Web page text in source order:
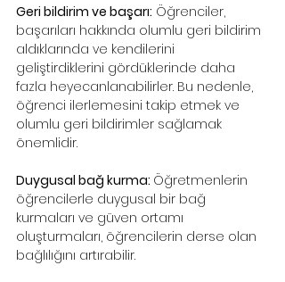
Geri bildirim ve başarı: Öğrenciler,
başarıları hakkında olumlu geri bildirim
aldıklarında ve kendilerini
geliştirdiklerini gördüklerinde daha
fazla heyecanlanabilirler. Bu nedenle,
öğrenci ilerlemesini takip etmek ve
olumlu geri bildirimler sağlamak
önemlidir.
Duygusal bağ kurma: Öğretmenlerin
öğrencilerle duygusal bir bağ
kurmaları ve güven ortamı
oluşturmaları, öğrencilerin derse olan
bağlılığını artırabilir.